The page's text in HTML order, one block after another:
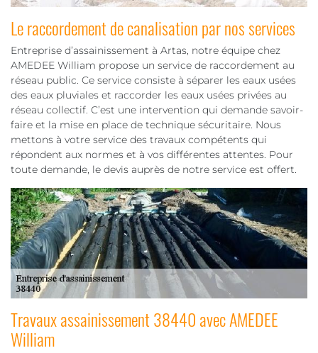
Le raccordement de canalisation par nos services
Entreprise d’assainissement à Artas, notre équipe chez
AMEDEE William propose un service de raccordement au
réseau public. Ce service consiste à séparer les eaux usées
des eaux pluviales et raccorder les eaux usées privées au
réseau collectif. C’est une intervention qui demande savoir-
faire et la mise en place de technique sécuritaire. Nous
mettons à votre service des travaux compétents qui
répondent aux normes et à vos différentes attentes. Pour
toute demande, le devis auprès de notre service est offert.
Travaux assainissement 38440 avec AMEDEE
William